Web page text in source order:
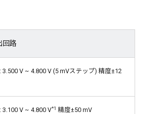
回路
V ~ 4.800 V (5 mVステップ) 精度±12
V ~ 4.800 V*1 精度±50 mV